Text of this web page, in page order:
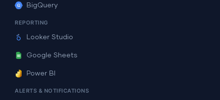
BigQuery
REPORTING
Looker Studio
Google Sheets
Power BI
ALERTS & NOTIFICATIONS